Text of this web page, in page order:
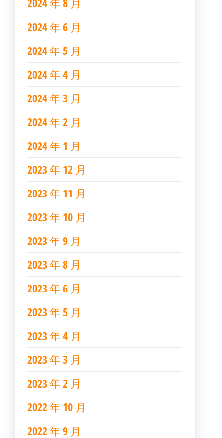
2024 年 8 月
2024 年 6 月
2024 年 5 月
2024 年 4 月
2024 年 3 月
2024 年 2 月
2024 年 1 月
2023 年 12 月
2023 年 11 月
2023 年 10 月
2023 年 9 月
2023 年 8 月
2023 年 6 月
2023 年 5 月
2023 年 4 月
2023 年 3 月
2023 年 2 月
2022 年 10 月
2022 年 9 月